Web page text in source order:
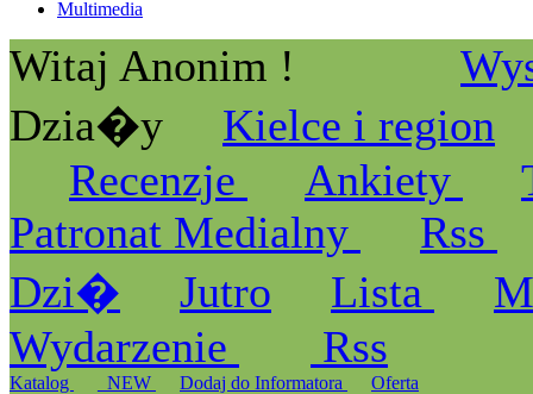
Multimedia
Witaj Anonim !
Dzia�y
Kielce i region
Recenzje
Ankiety
Patronat Medialny
Rss
Dzi�
Jutro Lista
Wydarzenie
Rss
Katalog _NEW Dodaj do Informatora Oferta